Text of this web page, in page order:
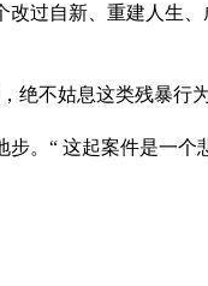
自新、重建人生
绝不姑息这类残暴行
。“ 这起案件是一